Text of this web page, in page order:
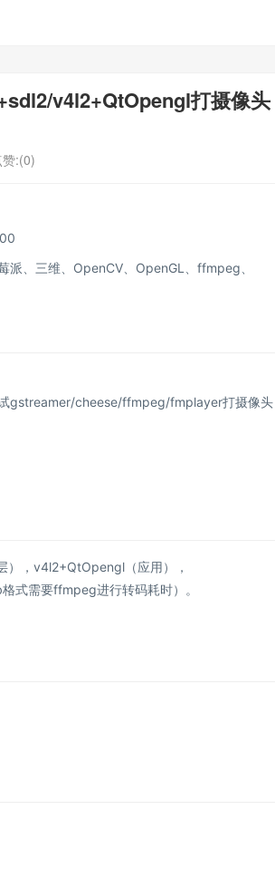
v4l2+QtOpengl打摄像头
赞:(0)
派、三维、OpenCV、OpenGL、ffmpeg、
gstreamer/cheese/ffmpeg/fmplayer打摄像头
，v4l2+QtOpengl（应用），
式需要ffmpeg进行转码耗时）。